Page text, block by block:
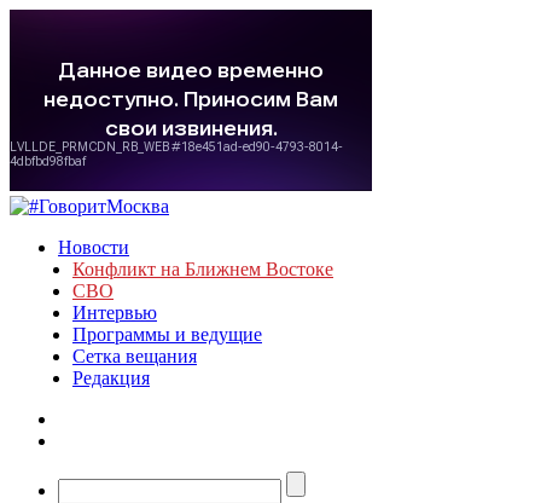
Новости
Конфликт на Ближнем Востоке
СВО
Интервью
Программы и ведущие
Сетка вещания
Редакция